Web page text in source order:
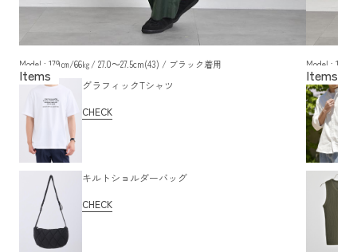
Model : 179㎝/66㎏/ 27.0～27.5cm(43) / ブラック着用
グラフィックTシャツ
CHECK
キルトショルダーバッグ
CHECK
Model : 179